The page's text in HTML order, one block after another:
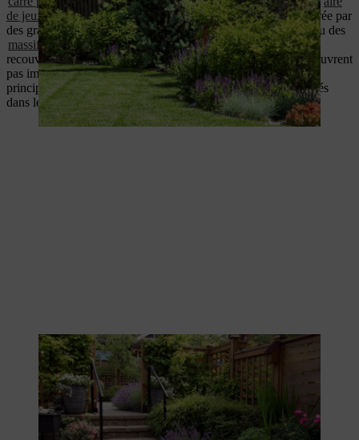
de jeux pour les enfants. Chacune de ces zones peut être séparée par
des graminées hautes, une petite haie, un muret,untreillageou des
massifs de vivaces. Des murs de séparation et des barrières
recouvertes de plantes créent un sentiment d’espace et ne découvrent
pas immédiatement aux regards ce qui est derrière. Le même
principe s'applique aux massifs de vivaces demi-hautes disposés
dans le jardin comme un îlot.